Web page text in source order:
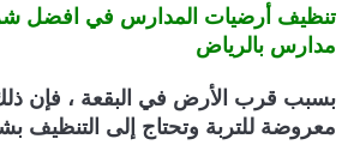
تنظيف أرضيات المدارس في افضل
مدارس بالرياض
بسبب قرب الأرض في البقعة ، فإن
معروضة للتربة وتحتاج إلى التنظيف